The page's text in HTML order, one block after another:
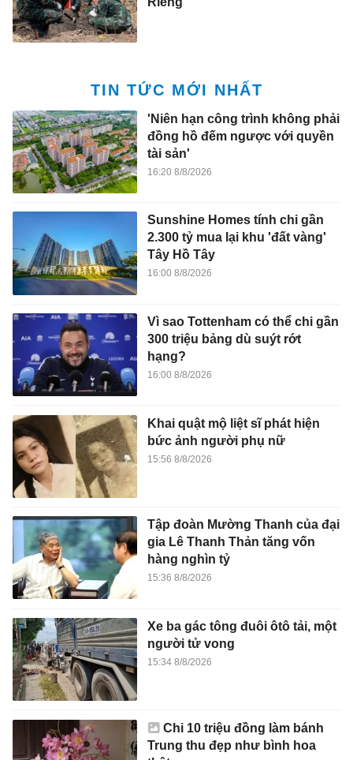
TIN TỨC MỚI NHẤT
'Niên hạn công trình không phải
đồng hồ đếm ngược với quyền
tài sản'
16:20 8/8/2026
Sunshine Homes tính chi gần
2.300 tỷ mua lại khu 'đất vàng'
Tây Hồ Tây
16:00 8/8/2026
Vì sao Tottenham có thể chi gần
300 triệu bảng dù suýt rớt
hạng?
16:00 8/8/2026
Khai quật mộ liệt sĩ phát hiện
bức ảnh người phụ nữ
15:56 8/8/2026
Tập đoàn Mường Thanh của đại
gia Lê Thanh Thản tăng vốn
hàng nghìn tỷ
15:36 8/8/2026
Xe ba gác tông đuôi ôtô tải, một
người tử vong
15:34 8/8/2026
Chi 10 triệu đồng làm bánh
Trung thu đẹp như bình hoa